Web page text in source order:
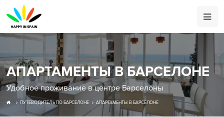
АПАРТАМЕНТЫ В БАРСЕЛОНЕ
Удобное проживание в центре Барселоны
ПУТЕВОДИТЕЛЬ ПО БАРСЕЛОНЕ АПАРТАМЕНТЫ В БАРСЕЛОНЕ